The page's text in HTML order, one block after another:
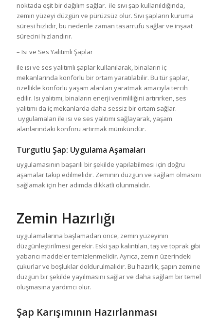
noktada eşit bir dağılım sağlar. ile sıvı şap kullanıldığında,
zemin yüzeyi düzgün ve pürüzsüz olur. Sıvı şapların kuruma
süresi hızlıdır, bu nedenle zaman tasarrufu sağlar ve inşaat
sürecini hızlandırır.
– Isı ve Ses Yalıtımlı Şaplar
ile ısı ve ses yalıtımlı şaplar kullanılarak, binaların iç
mekanlarında konforlu bir ortam yaratılabilir. Bu tür şaplar,
özellikle konforlu yaşam alanları yaratmak amacıyla tercih
edilir. Isı yalıtımı, binaların enerji verimliliğini artırırken, ses
yalıtımı da iç mekanlarda daha sessiz bir ortam sağlar.
uygulamaları ile ısı ve ses yalıtımı sağlayarak, yaşam
alanlarındaki konforu artırmak mümkündür.
Turgutlu Şap: Uygulama Aşamaları
uygulamasının başarılı bir şekilde yapılabilmesi için doğru
aşamalar takip edilmelidir. Zeminin düzgün ve sağlam olmasını
sağlamak için her adımda dikkatli olunmalıdır.
Zemin Hazırlığı
uygulamalarına başlamadan önce, zemin yüzeyinin
düzgünleştirilmesi gerekir. Eski şap kalıntıları, taş ve toprak gibi
yabancı maddeler temizlenmelidir. Ayrıca, zemin üzerindeki
çukurlar ve boşluklar doldurulmalıdır. Bu hazırlık, şapın zemine
düzgün bir şekilde yayılmasını sağlar ve daha sağlam bir temel
oluşmasına yardımcı olur.
Şap Karışımının Hazırlanması